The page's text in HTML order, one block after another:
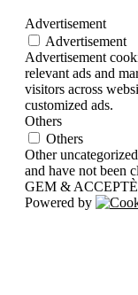
Advertisement
Advertisement
Advertisement
relevant ads and
visitors across
customized ads.
Others
Others
Other
and have not been
GEM &
Powered by